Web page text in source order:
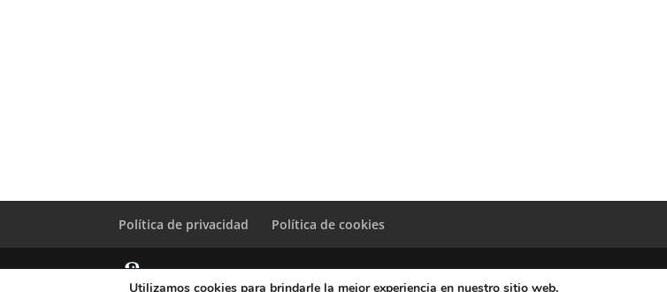
Política de privacidad Política de cookies
Utilizamos cookies para brindarle la mejor experiencia en nuestro sitio web.